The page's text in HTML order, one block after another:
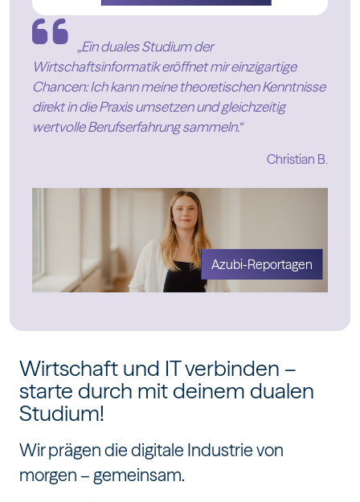
„Ein duales Studium der
Wirtschaftsinformatik eröffnet mir einzigartige
Chancen: Ich kann meine theoretischen Kenntnisse
direkt in die Praxis umsetzen und gleichzeitig
wertvolle Berufserfahrung sammeln.“
Christian B.
Azubi-Reportagen
Wirtschaft und IT verbinden –
starte durch mit deinem dualen
Studium!
Wir prägen die digitale Industrie von
morgen – gemeinsam.